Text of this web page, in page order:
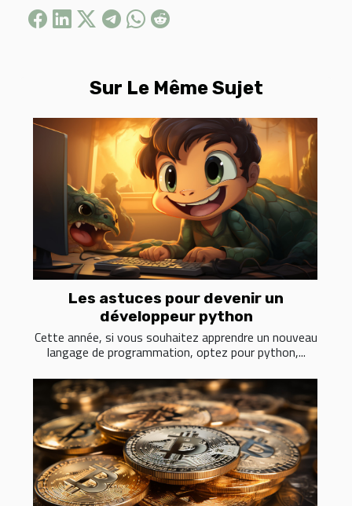
Sur Le Même Sujet
Les astuces pour devenir un
développeur python
Cette année, si vous souhaitez apprendre un nouveau
langage de programmation, optez pour python,...